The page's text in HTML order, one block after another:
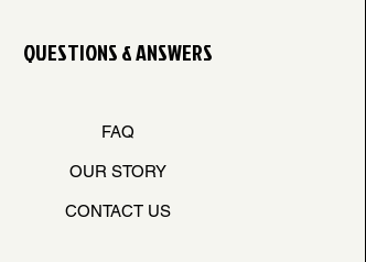
QUESTIONS & ANSWERS
FAQ
OUR STORY
CONTACT US